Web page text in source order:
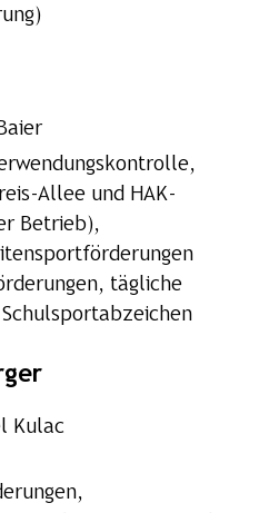
Allee und HAK-
Betrieb),
tägliche
Kulac